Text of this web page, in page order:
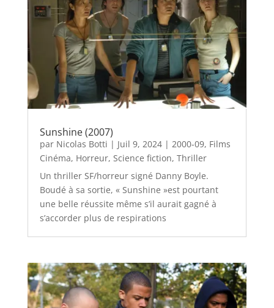
Sunshine (2007)
par Nicolas Botti | Juil 9, 2024| 2000-09, Films
Cinéma, Horreur, Science fiction, Thriller
Un thriller SF/horreur signé Danny Boyle.
Boudé à sa sortie, « Sunshine »est pourtant
une belle réussite même s’il aurait gagné à
s’accorder plus de respirations